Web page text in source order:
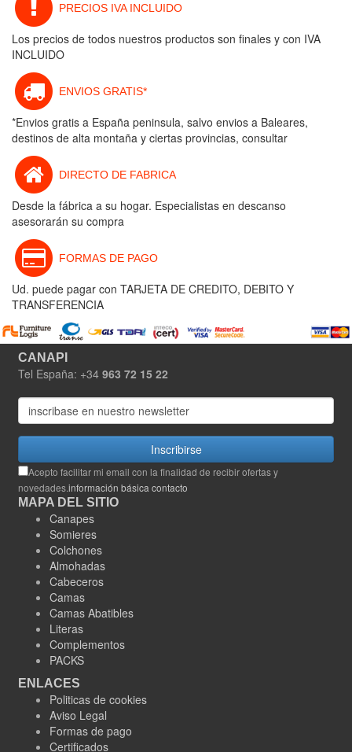
PRECIOS IVA INCLUIDO
Los precios de todos nuestros productos son finales y con IVA
INCLUIDO
ENVIOS GRATIS*
*Envios gratis a España peninsula, salvo envios a Baleares,
destinos de alta montaña y ciertas provincias, consultar
DIRECTO DE FABRICA
Desde la fábrica a su hogar. Especialistas en descanso
asesorarán su compra
FORMAS DE PAGO
Ud. puede pagar con TARJETA DE CREDITO, DEBITO Y
TRANSFERENCIA
CANAPI
Tel España: +34 963 72 15 22
Inscribirse
Acepto facilitar mi email con la finalidad de recibir ofertas y
novedades.información básica contacto
MAPA DEL SITIO
Canapes
Somieres
Colchones
Almohadas
Cabeceros
Camas
Camas Abatibles
Literas
Complementos
PACKS
ENLACES
Politicas de cookies
Aviso Legal
Formas de pago
Certificados